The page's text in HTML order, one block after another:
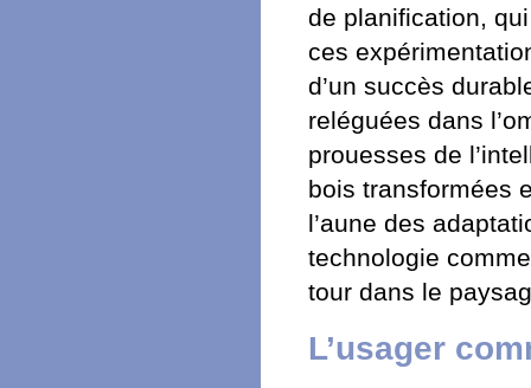
de planification,
ces
d’un succès
reléguées dans
prouesses de
bois transformées
l’aune des
technologie
tour dans le
L’usager